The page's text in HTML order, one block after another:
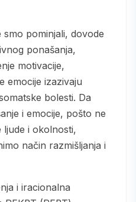
ponašanja,
motivacije,
emocije izazivaju
bolesti. Da
i emocije, pošto ne
ljude i okolnosti,
način razmišljanja i